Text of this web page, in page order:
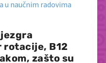
rotacije, B12
zašto su